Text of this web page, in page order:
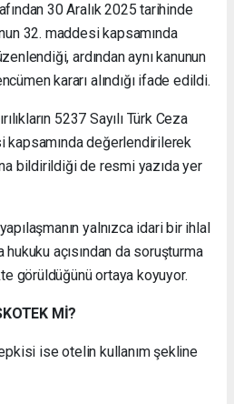
30 Aralık 2025 tarihinde
32. maddesi kapsamında
ardından aynı kanunun
kararı alındığı ifade edildi.
5237 Sayılı Türk Ceza
kapsamında değerlendirilerek
bildirildiği de resmi yazıda yer
yalnızca idari bir ihlal
açısından da soruşturma
görüldüğünü ortaya koyuyor.
Mİ?
ise otelin kullanım şekline